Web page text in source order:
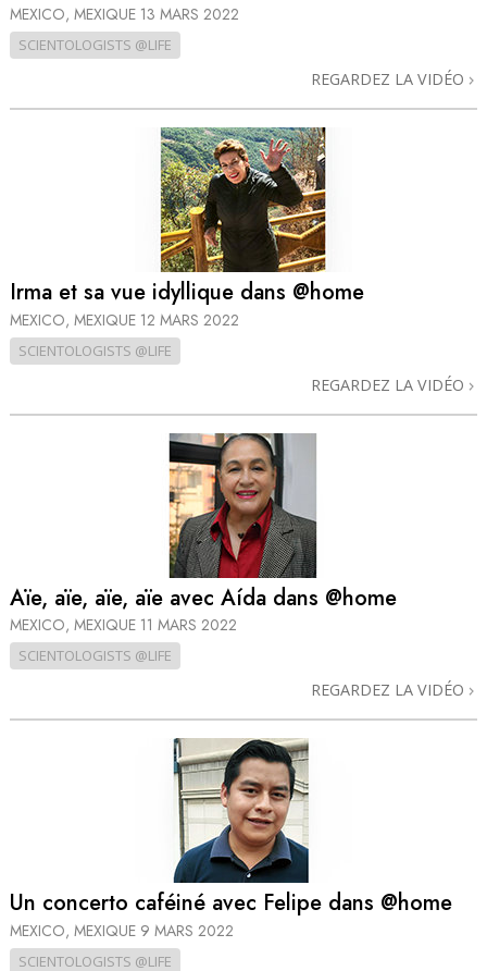
MEXICO, MEXIQUE 13 MARS 2022
SCIENTOLOGISTS @LIFE
REGARDEZ LA VIDÉO
Irma et sa vue idyllique dans @home
MEXICO, MEXIQUE 12 MARS 2022
SCIENTOLOGISTS @LIFE
REGARDEZ LA VIDÉO
Aïe, aïe, aïe, aïe avec Aída dans @home
MEXICO, MEXIQUE 11 MARS 2022
SCIENTOLOGISTS @LIFE
REGARDEZ LA VIDÉO
Un concerto caféiné avec Felipe dans @home
MEXICO, MEXIQUE 9 MARS 2022
SCIENTOLOGISTS @LIFE